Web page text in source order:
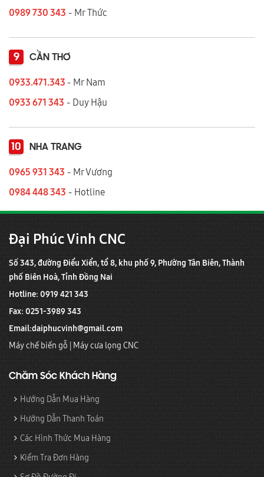
0989 730 343 - Mr Thức
9 CẦN THƠ
0933.471.343 - Mr Nam
0933 671 343 - Duy Hậu
10 NHA TRANG
0965 931 343 - Mr Vương
0984 448 343 - Hotline
Đại Phúc Vinh CNC
Số 343, đường Điểu Xiển, tổ 8, khu phố 9, Phường Tân Biên, Thành
phố Biên Hoà, Tỉnh Đồng Nai
Hotline: 0919 421 343
Fax: 0251-3989 343
Email:daiphucvinh@gmail.com
Máy chế biến gỗ | Máy cưa lọng CNC
Chăm Sóc Khách Hàng
Hướng Dẫn Mua Hàng
Hướng Dẫn Thanh Toán
Các Hình Thức Mua Hàng
Kiểm Tra Đơn Hàng